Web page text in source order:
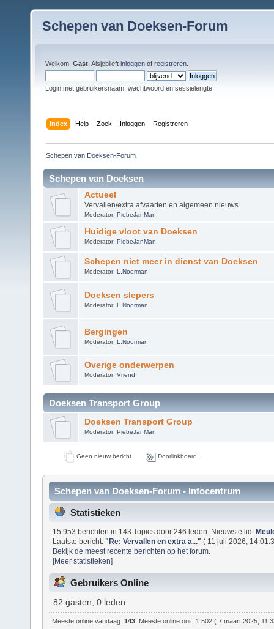
Schepen van Doeksen-Forum
Welkom, Gast . Alsjeblieft inloggen of registreren
Login met gebruikersnaam, wachtwoord en sessielengte
Index Help Zoek Inloggen Registreren
Schepen van Doeksen-Forum
Schepen van Doeksen
Actueel
Vervallen/extra afvaarten en algemeen nieuws
Moderator: PiebeJanMan
Huidige vloot van Doeksen
Moderator: PiebeJanMan
Schepen niet meer in dienst van Doeksen
Moderator: L.Noorman
Doeksen slepers
Moderator: L.Noorman
Bergingen
Moderator: L.Noorman
Overige onderwerpen
Moderator: Vriend
Doeksen Transport Group
Doeksen Transport Group
Moderator: PiebeJanMan
Geen nieuw bericht Doorlinkboard
Schepen van Doeksen-Forum - Infocentrum
Statistieken
15.953 berichten in 143 Topics door 246 leden. Nieuwste lid:
Laatste bericht:"Re: Vervallen en extra a..." ( 11 juli 2026,
Bekijk de meest recente berichten op het forum.
[Meer statistieken]
Gebruikers Online
82 gasten, 0 leden
Meeste online vandaag:143 . Meeste online ooit: 1.502 ( 7 maart 2025,